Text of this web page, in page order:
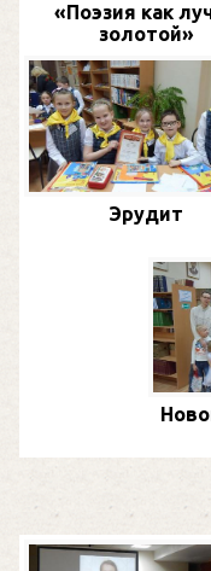
«Поэзия как
золотой»
Эрудит